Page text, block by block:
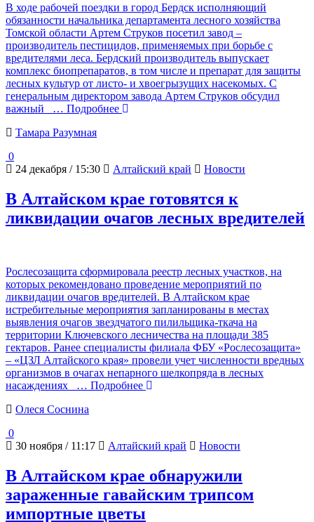
В ходе рабочей поездки в город Бердск исполняющий
обязанности начальника департамента лесного хозяйства
Томской области Артем Струков посетил завод –
производитель пестицидов, применяемых при борьбе с
вредителями леса. Бердский производитель выпускает
комплекс биопрепаратов, в том числе и препарат для защиты
лесных культур от листо- и хвоегрызущих насекомых. С
генеральным директором завода Артем Струков обсудил
важный
… Подробнее
Тамара Разумная
0
24 декабря / 15:30
Алтайский край Новости
В Алтайском крае готовятся к
ликвидации очагов лесных вредителей
Рослесозащита сформировала реестр лесных участков, на
которых рекомендовано проведение мероприятий по
ликвидации очагов вредителей. В Алтайском крае
истребительные мероприятия запланированы в местах
выявления очагов звездчатого пилильщика-ткача на
территории Ключевского лесничества на площади 385
гектаров. Ранее специалисты филиала ФБУ «Рослесозащита»
– «ЦЗЛ Алтайского края» провели учет численности вредных
организмов в очагах непарного шелкопряда в лесных
насаждениях
… Подробнее
Олеся Соснина
0
30 ноября / 11:17
Алтайский край Новости
В Алтайском крае обнаружили
зараженные гавайским трипсом
импортные цветы